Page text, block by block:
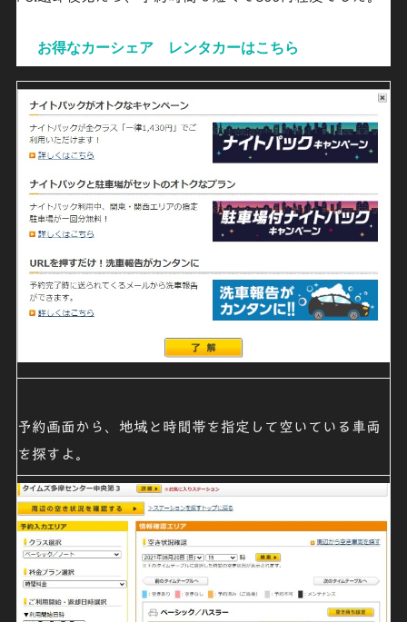
お得なカーシェア レンタカーはこちら
予約画面から、地域と時間帯を指定して空いている車両
を探すよ。